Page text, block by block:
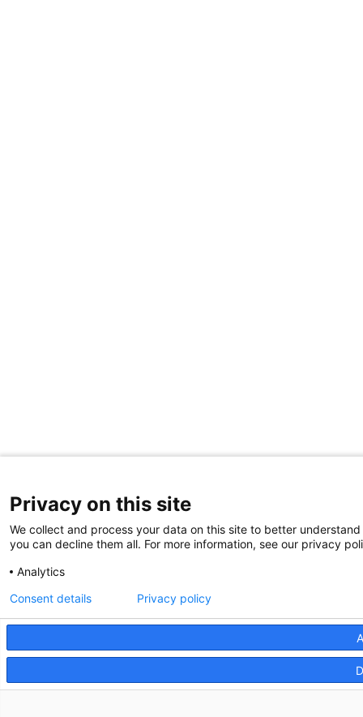
Privacy on this site
We collect and process your data on this site to better
you can decline them all. For more information, see our privacy
Analytics
Consent details Privacy policy